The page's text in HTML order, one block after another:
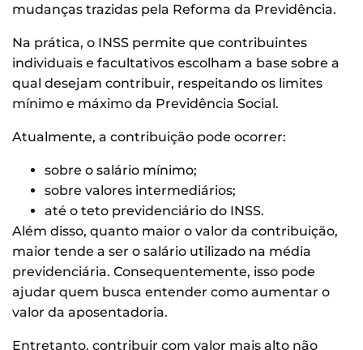
mudanças trazidas pela Reforma da Previdência.
Na prática, o INSS permite que contribuintes
individuais e facultativos escolham a base sobre a
qual desejam contribuir, respeitando os limites
mínimo e máximo da Previdência Social.
Atualmente, a contribuição pode ocorrer:
sobre o salário mínimo;
sobre valores intermediários;
até o teto previdenciário do INSS.
Além disso, quanto maior o valor da contribuição,
maior tende a ser o salário utilizado na média
previdenciária. Consequentemente, isso pode
ajudar quem busca entender como aumentar o
valor da aposentadoria.
Entretanto, contribuir com valor mais alto não